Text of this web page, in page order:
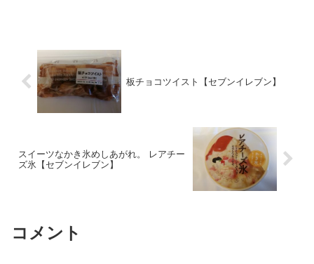
板チョコツイスト【セブンイレブン】
スイーツなかき氷めしあがれ。 レアチー
ズ氷【セブンイレブン】
コメント